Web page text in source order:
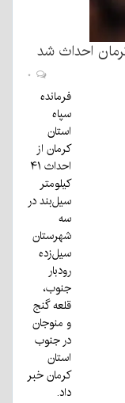
احداث شد
فرمانده
سپاه
استان
کرمان از
احداث ۴۱
کیلومتر
سیل‌بند در
سه
شهرستان
سیل‌زده
رودبار
جنوب،
قلعه گنج
و منوجان
در جنوب
استان
کرمان خبر
داد.